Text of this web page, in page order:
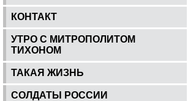
КОНТАКТ
УТРО С МИТРОПОЛИТОМ
ТИХОНОМ
ТАКАЯ ЖИЗНЬ
СОЛДАТЫ РОССИИ